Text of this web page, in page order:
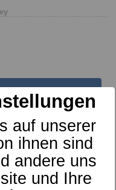
auf unserer
ihnen sind
andere uns
und Ihre